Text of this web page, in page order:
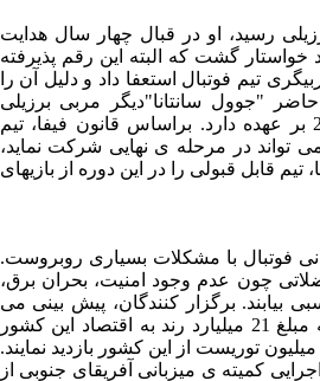
رسید، او در قبال چهار سال هدایت
دستمزد خواستار گشت که البته این رقم پذیرفته
تیم فوتبال استعفا داد و دلیل آن را
"جوول سانتانا"دیگر مربی برزیلی
هدایت تیم فوتبال این کشور را تا سال 2010 بر عهده دارد. براساس قانون فیفا، تیم
در مرحله ی نهایی شرکت نماید،
تیم قابل قبولی را در این دوره از بازیهای
فوتبال با مشکلات بسیاری روبروست.
چون عدم وجود امنیت، بحران برق،
برگزار کنندگان، پیش بینی می
کنند که میزبانی این جام سبب خواهد شد که مبلغ 21 میلیارد رند به اقتصاد این کشور
وارد شود، 159 هزار شغل جدید ایجاد گردد و 3 میلیون توریست از این کشور بازدید نمایند.
کمیته ی میزبانی آفریقای جنوبی از